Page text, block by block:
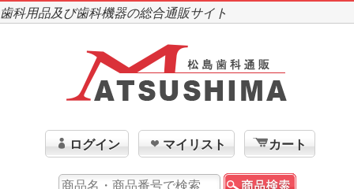
歯科用品及び歯科機器の総合通販サイト
ログイン マイリスト カート